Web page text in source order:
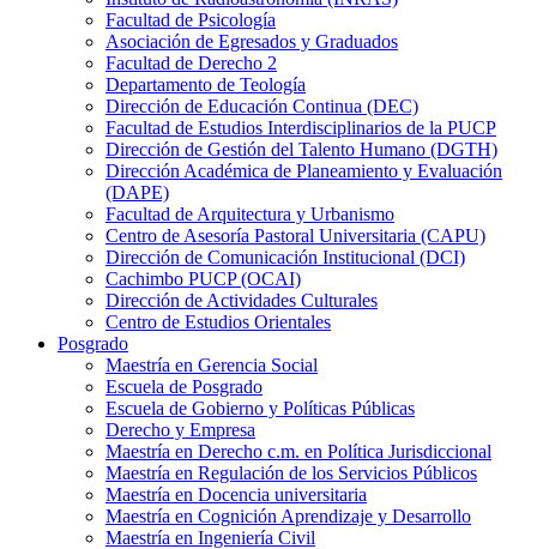
Facultad de Psicología
Asociación de Egresados y Graduados
Facultad de Derecho 2
Departamento de Teología
Dirección de Educación Continua (DEC)
Facultad de Estudios Interdisciplinarios de la PUCP
Dirección de Gestión del Talento Humano (DGTH)
Dirección Académica de Planeamiento y Evaluación
(DAPE)
Facultad de Arquitectura y Urbanismo
Centro de Asesoría Pastoral Universitaria (CAPU)
Dirección de Comunicación Institucional (DCI)
Cachimbo PUCP (OCAI)
Dirección de Actividades Culturales
Centro de Estudios Orientales
Posgrado
Maestría en Gerencia Social
Escuela de Posgrado
Escuela de Gobierno y Políticas Públicas
Derecho y Empresa
Maestría en Derecho c.m. en Política Jurisdiccional
Maestría en Regulación de los Servicios Públicos
Maestría en Docencia universitaria
Maestría en Cognición Aprendizaje y Desarrollo
Maestría en Ingeniería Civil